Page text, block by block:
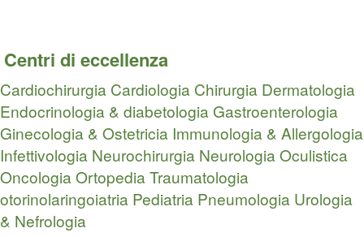
Centri di eccellenza
Cardiochirurgia Cardiologia Chirurgia Dermatologia
Endocrinologia & diabetologia Gastroenterologia
Ginecologia & Ostetricia Immunologia & Allergologia
Infettivologia Neurochirurgia NeurologiaOculistica
OncologiaOrtopedia Traumatologia
otorinolaringoiatria Pediatria Pneumologia Urologia
& Nefrologia